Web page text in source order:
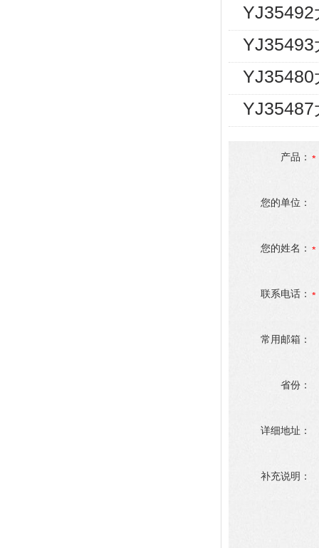
YJ35492
YJ35493
YJ35480
YJ35487
产品：
您的单位：
您的姓名：
联系电话：
常用邮箱：
省份：
详细地址：
补充说明：